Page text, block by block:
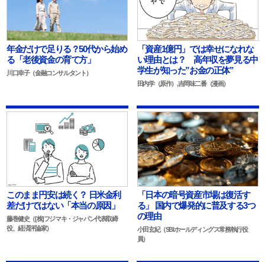
年金だけで足りる？50代から始め
る「老後資金の育て方」
川口幸子（金融コンサルタント）
「資産1億円」では幸せになれな
い理由とは？ 高年収を夢見る中
学生が知った”お金の正体”
田内学（原作）,吉岡味二番（漫画）
このまま円安は続く？ 日米金利
差だけではない「本当の原因」
藤巻健史（[株]フジマキ・ジャパン代表取締
役、経済評論家）
「日本の暗号資産市場は復活す
る」 国内で爆発的に普及する3つ
の理由
小田玄紀（SBIホールディングス常務執行役
員）